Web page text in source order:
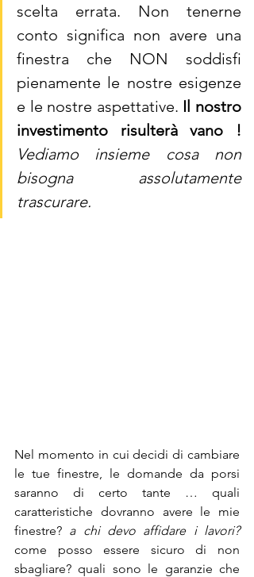
scelta errata. Non tenerne
conto significa non avere una
finestra che NON soddisfi
pienamente le nostre esigenze
e le nostre aspettative. Il nostro
investimento risulterà vano !
Vediamo insieme cosa non
bisogna assolutamente
trascurare.
Nel momento in cui decidi di cambiare
le tue finestre, le domande da porsi
saranno di certo tante … quali
caratteristiche dovranno avere le mie
finestre?
a chi devo affidare i lavori?
come posso essere sicuro di non
sbagliare? quali sono le garanzie che